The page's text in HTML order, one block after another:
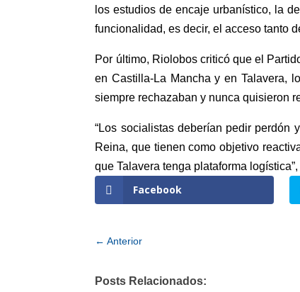
los estudios de encaje urbanístico, la
funcionalidad, es decir, el acceso tanto
Por último, Riolobos criticó que el
en Castilla-La Mancha y en Talavera,
siempre rechazaban y nunca quisieron
“Los socialistas deberían pedir perdón
Reina, que tienen como objetivo
que Talavera tenga plataforma
Facebook
←Anterior
Posts Relacionados: